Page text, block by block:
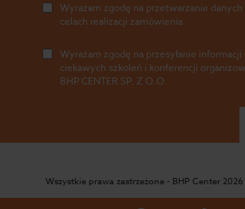
Wyrażam zgodę na przetwarzanie
celach realizacji zamówienia
Wyrażam zgodę na przesyłanie
ciekawych szkoleń i konferencji
BHP CENTER SP. Z O.O.
Wszystkie prawa zastrzeżone - BHP Center 2026